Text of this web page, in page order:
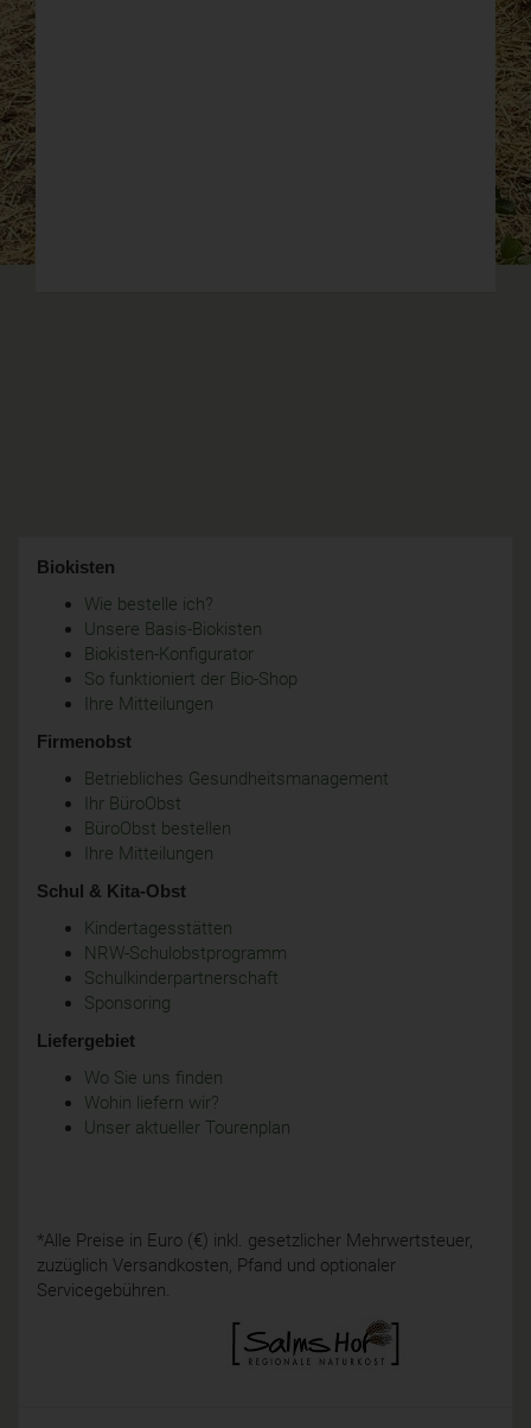
Biokisten
Wie bestelle ich?
Unsere Basis-Biokisten
Biokisten-Konfigurator
So funktioniert der Bio-Shop
Ihre Mitteilungen
Firmenobst
Betriebliches Gesundheitsmanagement
Ihr BüroObst
BüroObst bestellen
Ihre Mitteilungen
Schul & Kita-Obst
Kindertagesstätten
NRW-Schulobstprogramm
Schulkinderpartnerschaft
Sponsoring
Liefergebiet
Wo Sie uns finden
Wohin liefern wir?
Unser aktueller Tourenplan
*Alle Preise in Euro (€) inkl. gesetzlicher Mehrwertsteuer,
zuzüglich Versandkosten, Pfand und optionaler
Servicegebühren.